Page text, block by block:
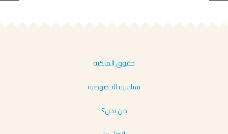
حقوق الملكية
سياسية الخصوصية
من نحن؟